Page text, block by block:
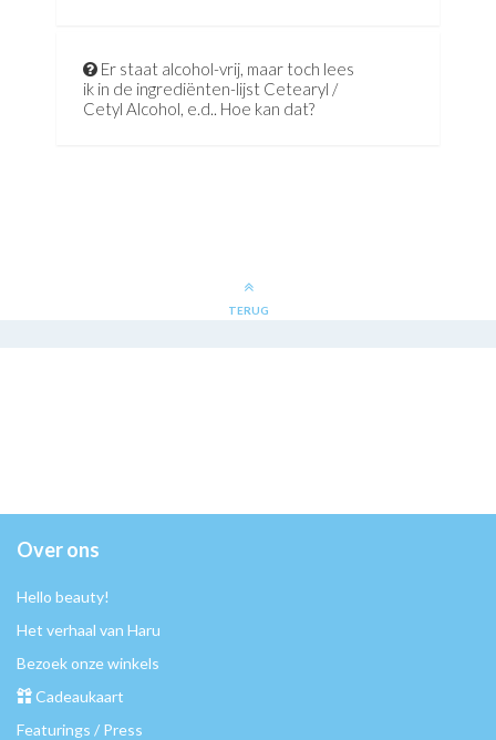
Er staat alcohol-vrij, maar toch lees
ik in de ingrediënten-lijst Cetearyl /
Cetyl Alcohol, e.d.. Hoe kan dat?
TERUG
Over ons
Hello beauty!
Het verhaal van Haru
Bezoek onze winkels
Cadeaukaart
Featurings / Press